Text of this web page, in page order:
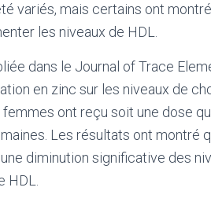
variés, mais certains ont
les niveaux de HDL.
dans le Journal of Trace
en zinc sur les niveaux de
ont reçu soit une dose
Les résultats ont montré
diminution significative des